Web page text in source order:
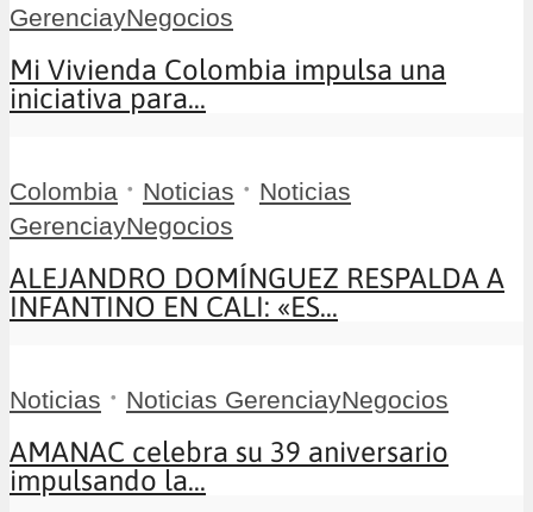
GerenciayNegocios
Mi Vivienda Colombia impulsa una
iniciativa para...
Colombia • Noticias • Noticias
GerenciayNegocios
ALEJANDRO DOMÍNGUEZ RESPALDA A
INFANTINO EN CALI: «ES...
Noticias • Noticias GerenciayNegocios
AMANAC celebra su 39 aniversario
impulsando la...